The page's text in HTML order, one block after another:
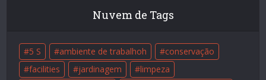
Nuvem de Tags
5 S ambiente de trabalhoh
conservação
facilities
jardinagem
limpeza